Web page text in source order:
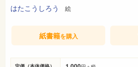
はたこうしろう 絵
紙書籍を購入